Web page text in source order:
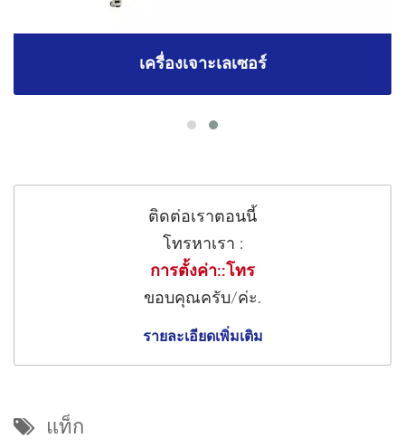
เครื่องเจาะเลเซอร์
ติดต่อเราตอนนี้
โทรหาเรา :
การตั้งค่า::โทร
ขอบคุณครับ/ค่ะ.
รายละเอียดเพิ่มเติม
แท็ก